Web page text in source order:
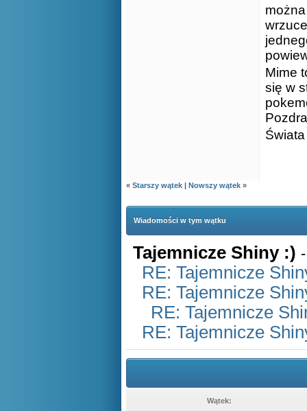
Mime
się w
« Starszy wątek | Nowszy wątek »
Wiadomości w tym wątku
Tajemnicze Shiny :)
RE: Tajemnicze
RE: Tajemnicze
RE: Tajemnicze
RE: Tajemnicze
Wątek: